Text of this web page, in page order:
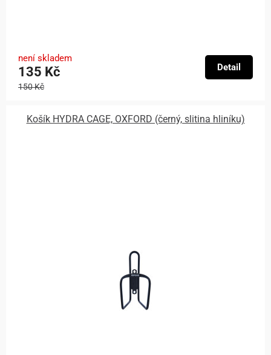
není skladem
135 Kč
150 Kč
Detail
Košík HYDRA CAGE, OXFORD (černý, slitina hliníku)